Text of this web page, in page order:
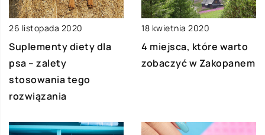
26 listopada 2020
Suplementy diety dla
psa – zalety
stosowania tego
rozwiązania
18 kwietnia 2020
4 miejsca, które warto
zobaczyć w Zakopanem